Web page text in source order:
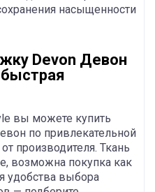
насыщенности
Devon Девон
вы можете купить
по привлекательной
производителя. Ткань
возможна покупка как
удобства выбора